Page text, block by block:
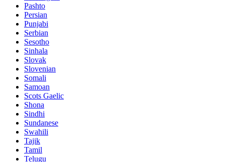
Pashto
Persian
Punjabi
Serbian
Sesotho
Sinhala
Slovak
Slovenian
Somali
Samoan
Scots Gaelic
Shona
Sindhi
Sundanese
Swahili
Tajik
Tamil
Telugu